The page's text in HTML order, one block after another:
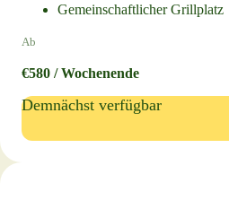
Gemeinschaftlicher Grillplatz
Ab
€580 / Wochenende
Demnächst verfügbar